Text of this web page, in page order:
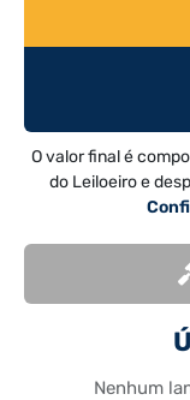
O valor final é
do Leiloeiro e
Nenhum